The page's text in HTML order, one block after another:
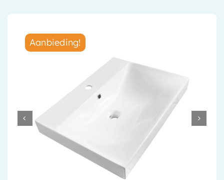
Radiatoren
Installatiemateriaal
Klimaatbeheersing
PVC
Aanbieding!